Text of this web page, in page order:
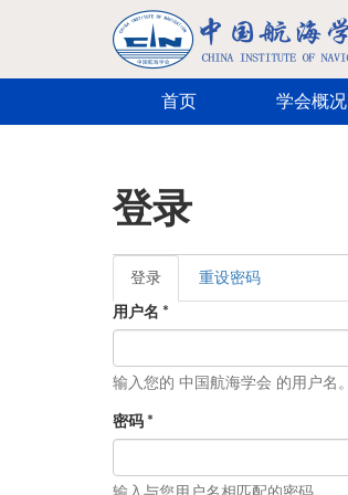
首页 学会概况
登录
主标签
登录
动标
重设密码
用户名 *
输入您的 中国航海学会 的用户名。
密码 *